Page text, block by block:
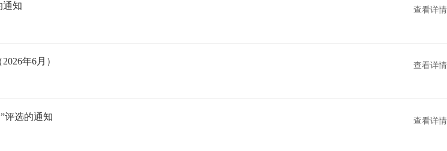
通知
查看详
年6月）
查看详
评选的通知
查看详